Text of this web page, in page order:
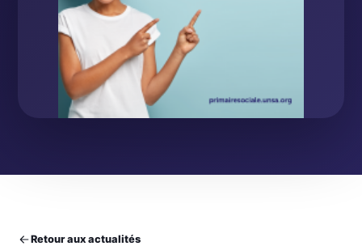
Retour aux actualités